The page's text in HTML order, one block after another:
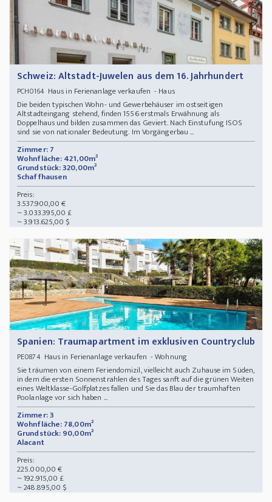
Schweiz: Altstadt-Juwelen aus dem 16. Jahrhundert
PCH0164Haus in Ferienanlage verkaufen - Haus
Die beiden typischen Wohn- und Gewerbehäuser im ostseitigen
Altstadteingang stehend, finden 1556 erstmals Erwähnung als
Doppelhaus und bilden zusammen das Geviert. Nach Einstufung ISOS
sind sie von nationaler Bedeutung. Im Vorgängerbau ...
Zimmer: 7
Wohnfläche: 421,00m²
Grundstück: 320,00m²
Schaffhausen
Preis:
3.537.900,00 €
~ 3.033.395,00 £
~ 3.913.625,00 $
Spanien: Traumapartment im exklusiven Countryclub
PE0874Haus in Ferienanlage verkaufen - Wohnung
Sie träumen von einem Feriendomizil, vielleicht auch Zuhause im Süden,
in dem die ersten Sonnenstrahlen des Tages sanft auf die grünen Weiten
eines Weltklasse-Golfplatzes fallen und Sie das Blau der traumhaften
Poolanlage vor sich haben ...
Zimmer: 3
Wohnfläche: 78,00m²
Grundstück: 90,00m²
Alacant
Preis:
225.000,00 €
~ 192.915,00 £
~ 248.895,00 $